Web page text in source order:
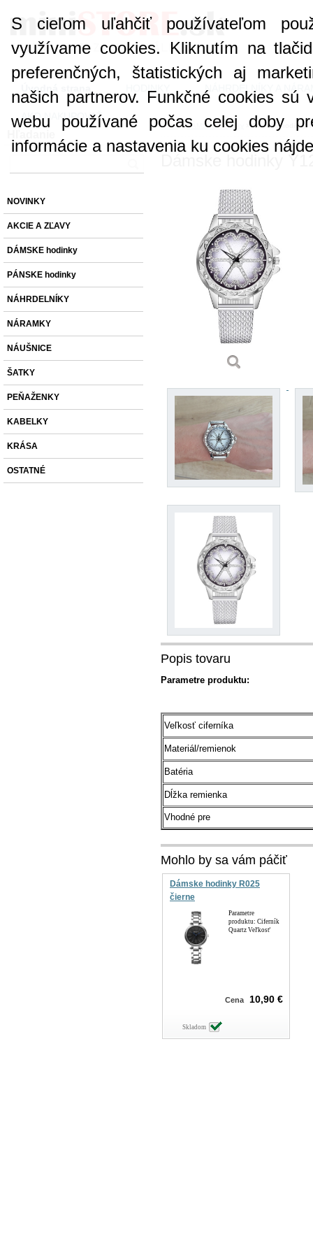
S cieľom uľahčiť používateľom
využívame cookies. Kliknutím na
preferenčných, štatistických aj
našich partnerov. Funkčné cookies sú
webu používané počas celej doby
informácie a nastavenia ku cookies
Úvodná strana NÁHRDELNÍKY A
AKO NAKUPOVAŤ
NOVINKY
AKCIE A ZĽAVY
DÁMSKE hodinky
PÁNSKE hodinky
NÁHRDELNÍKY
NÁRAMKY
NÁUŠNICE
ŠATKY
PEŇAŽENKY
KABELKY
KRÁSA
OSTATNÉ
Úvod » DÁMSKE hodinky » Dámske hodinky
Dámske hodinky
Popis tovaru
Parametre produktu:
Veľkosť ciferníka
Materiál/remienok
Batéria
Dĺžka remienka
Vhodné pre
Mohlo by sa vám páčiť
Dámske hodinky R025
čierne
Parametre
produktu: Ciferník
Quartz Veľkosť
Cena 10,90 €
Skladom